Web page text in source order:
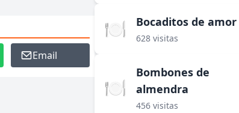
Email
🍽️ Bocaditos de amor
628 visitas
🍽️
Bombones de
almendra
456 visitas